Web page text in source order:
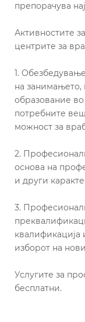
препорачува
Активностите
центрите за
1.
на занимањето,
образование
потребните
можност за
2.
основа на
и други
3.
изборот на
Услугите за
бесплатни.